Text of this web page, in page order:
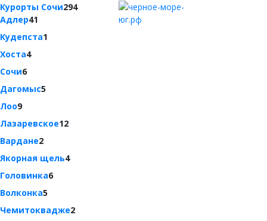
Курорты Сочи294
Адлер41
Кудепста1
Хоста4
Сочи6
Дагомыс5
Лоо9
Лазаревское12
Вардане2
Якорная щель4
Головинка6
Волконка5
Чемитоквадже2